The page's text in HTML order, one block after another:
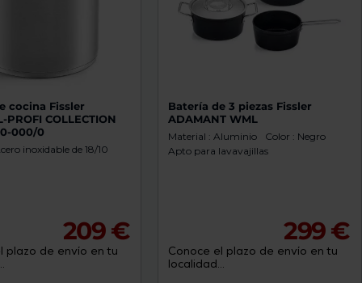
cocina Fissler
PROFI COLLECTION
000/0
inoxidable de 18/10
209 €
plazo de envío en tu
Batería de 3 piezas Fissler
ADAMANT WML
Material : Aluminio
Color : Negro
Apto para lavavajillas
299 €
Conoce el plazo de envío en tu
localidad...